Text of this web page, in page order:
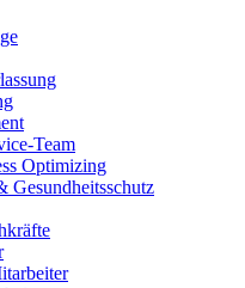
Team
Optimizing
Gesundheitsschutz